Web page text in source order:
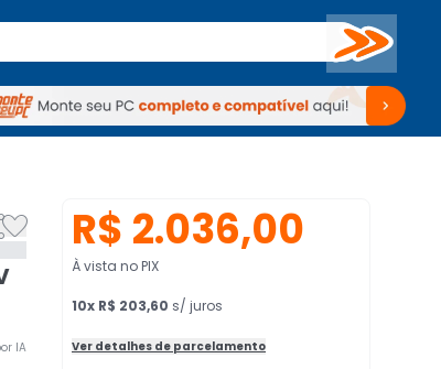
Buscar
Computadores Periféricos TV Venda no KaBuM!
Periféricos TV Venda no KaBuM!
IA
R$ 2.036,00
À vista no PIX
10x R$ 203,60 s/ juros
Ver detalhes de parcelamento